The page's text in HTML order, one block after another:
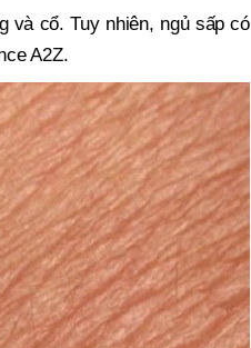
và cổ. Tuy nhiên, ngủ sấp có
A2Z.